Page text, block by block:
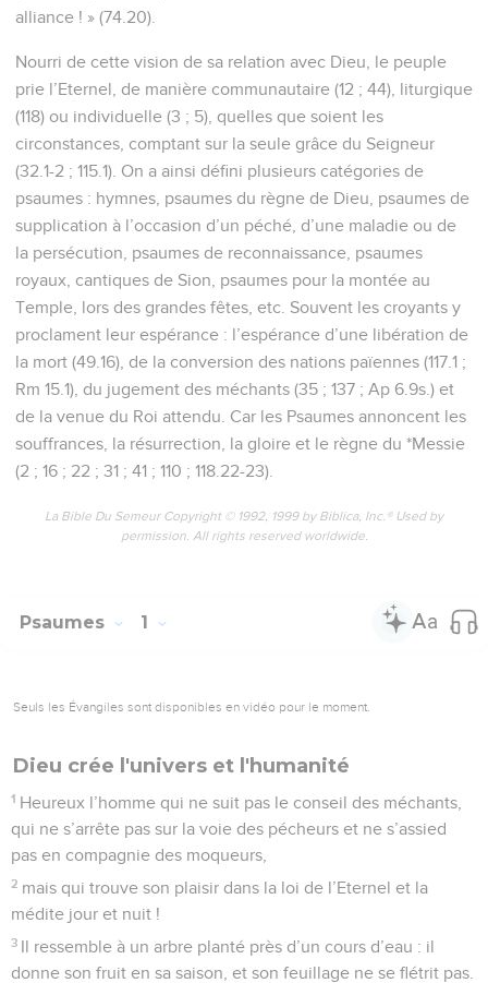
alliance ! » (74.20).
Nourri de cette vision de sa relation avec Dieu, le peuple
prie l’Eternel, de manière communautaire (12 ; 44), liturgique
(118) ou individuelle (3 ; 5), quelles que soient les
circonstances, comptant sur la seule grâce du Seigneur
(32.1-2 ; 115.1). On a ainsi défini plusieurs catégories de
psaumes : hymnes, psaumes du règne de Dieu, psaumes de
supplication à l’occasion d’un péché, d’une maladie ou de
la persécution, psaumes de reconnaissance, psaumes
royaux, cantiques de Sion, psaumes pour la montée au
Temple, lors des grandes fêtes, etc. Souvent les croyants y
proclament leur espérance : l’espérance d’une libération de
la mort (49.16), de la conversion des nations païennes (117.1 ;
Rm 15.1), du jugement des méchants (35 ; 137 ; Ap 6.9s.) et
de la venue du Roi attendu. Car les Psaumes annoncent les
souffrances, la résurrection, la gloire et le règne du *Messie
(2 ; 16 ; 22 ; 31 ; 41 ; 110 ; 118.22-23).
La Bible Du Semeur Copyright © 1992, 1999 by Biblica, Inc.® Used by
permission. All rights reserved worldwide.
Psaumes 1
Seuls les Évangiles sont disponibles en vidéo pour le moment.
Dieu crée l'univers et l'humanité
1 Heureux l’homme qui ne suit pas le conseil des méchants,
qui ne s’arrête pas sur la voie des pécheurs et ne s’assied
pas en compagnie des moqueurs,
2 mais qui trouve son plaisir dans la loi de l’Eternel et la
médite jour et nuit !
3 Il ressemble à un arbre planté près d’un cours d’eau : il
donne son fruit en sa saison, et son feuillage ne se flétrit pas.